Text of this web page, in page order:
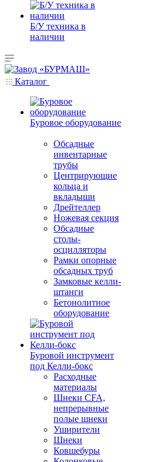
Б/У техника в
наличии
Каталог
Буровое оборудование
Обсадные
инвентарные
трубы
Центрирующие
кольца и
вкладыши
Дрейтеллер
Ножевая секция
Обсадные
столы-
осцилляторы
Рамки опорные
обсадных труб
Замковые келли-
штанги
Бетонолитное
оборудование
Буровой инструмент
под Келли-бокс
Расходные
материалы
Шнеки CFA,
непрерывные
полые шнеки
Уширители
Шнеки
Ковшебуры